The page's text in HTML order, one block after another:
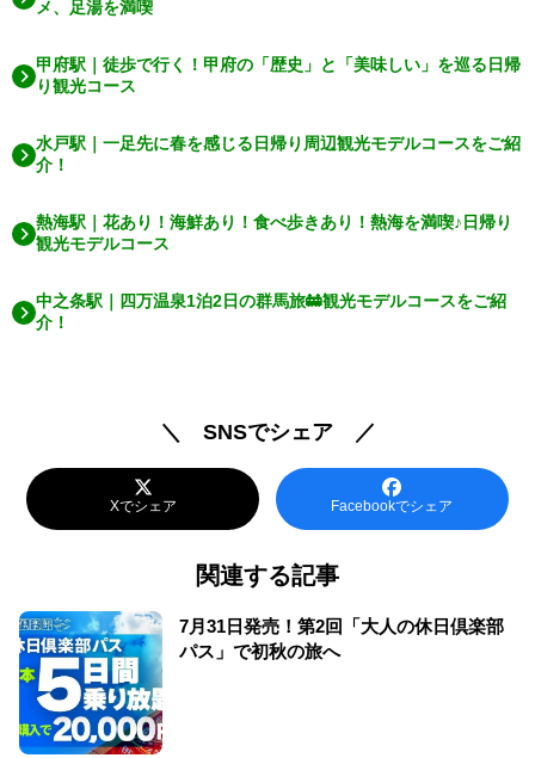
メ、足湯を満喫
甲府駅｜徒歩で行く！甲府の「歴史」と「美味しい」を巡る日帰
り観光コース
水戸駅｜一足先に春を感じる日帰り周辺観光モデルコースをご紹
介！
熱海駅｜花あり！海鮮あり！食べ歩きあり！熱海を満喫♪日帰り
観光モデルコース
中之条駅｜四万温泉1泊2日の群馬旅🚋観光モデルコースをご紹
介！
＼ SNSでシェア ／
Xでシェア Facebookでシェア
関連する記事
7月31日発売！第2回「大人の休日倶楽部
パス」で初秋の旅へ